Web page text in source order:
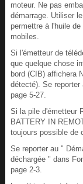
moteur. Ne pas
démarrage. Utiliser
permettre à l'huile
mobiles.
Si l'émetteur de
que quelque chose
bord (CIB) affichera
détecté). Se reporter
page 5-27.
Si la pile d'émetteur
BATTERY IN
toujours possible de
Se reporter au "
déchargée " dans
page 2-3.